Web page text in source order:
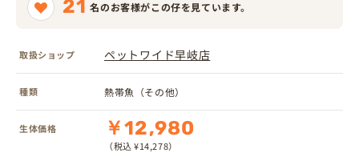
21 名のお客様がこの仔を見ています。
取扱ショップ ペットワイド早岐店
種類 熱帯魚（その他）
生体価格 ￥12,980
（税込 ¥14,278）